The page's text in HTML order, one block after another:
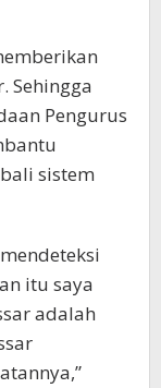
Sehingga
Pengurus
sistem
itu saya
adalah